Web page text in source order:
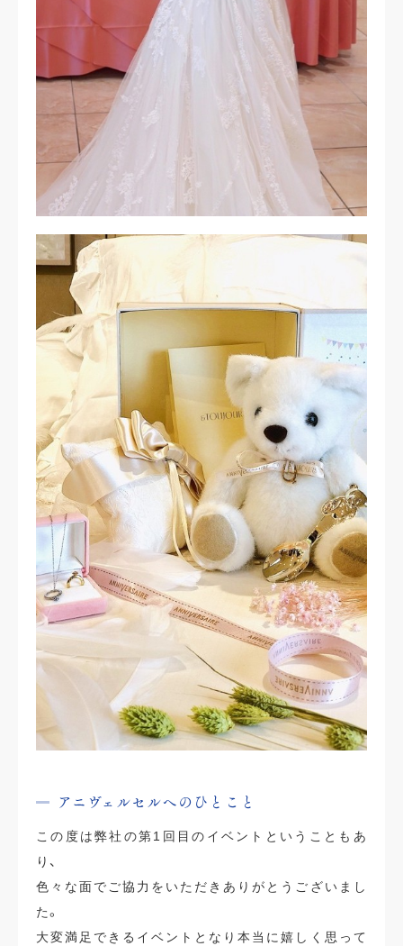
アニヴェルセルへのひとこと
この度は弊社の第1回目のイベントということもあ
り、
色々な面でご協力をいただきありがとうございまし
た。
大変満足できるイベントとなり本当に嬉しく思って